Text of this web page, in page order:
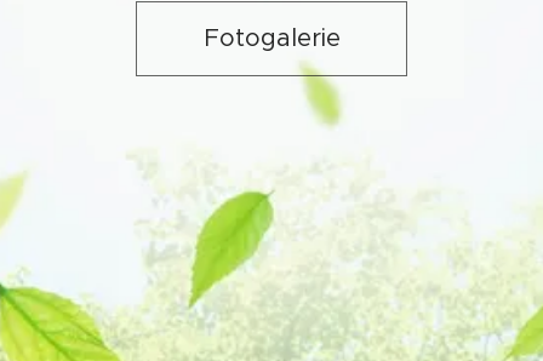
Fotogalerie